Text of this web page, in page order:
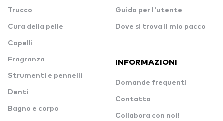
Trucco
Cura della pelle
Capelli
Fragranza
Strumenti e pennelli
Denti
Bagno e corpo
Guida per l'utente
Dove si trova il mio pacco
INFORMAZIONI
Domande frequenti
Contatto
Collabora con noi!